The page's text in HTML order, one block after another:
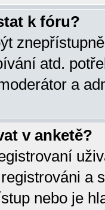
k fóru?
atd.
a
v anketě?
a
nebo je